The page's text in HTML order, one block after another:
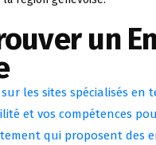
un
les sites spécialisés en
et vos compétences
qui proposent des